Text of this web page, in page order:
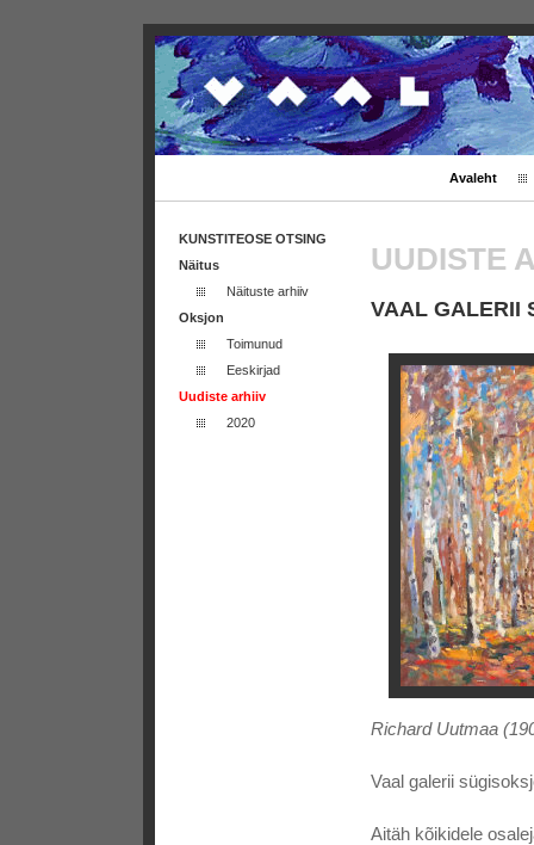
Avaleht
KUNSTITEOSE OTSING
Näitus
Näituste arhiiv
Oksjon
Toimunud
Eeskirjad
Uudiste arhiiv
2020
UUDISTE
VAAL GALERII
Richard Uutmaa
Vaal galerii
Aitäh kõikidele